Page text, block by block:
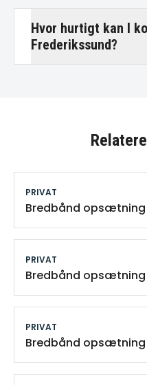
Hvor hurtigt kan I
Frederikssund?
PRIVAT
Bredbånd
PRIVAT
Bredbånd
PRIVAT
Bredbånd opsætning